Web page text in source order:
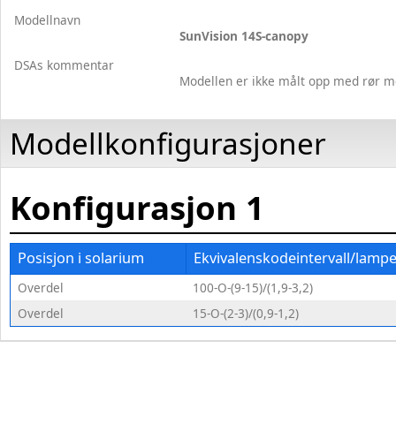
Modellnavn
SunVision 14S-canopy
DSAs kommentar
Modellen er ikke målt opp med rør
Modellkonfigurasjoner
Konfigurasjon 1
Posisjon i solarium Ekvivalenskodeintervall/
Overdel
100-O-(9-15)/(1,9-3,2)
Overdel
15-O-(2-3)/(0,9-1,2)